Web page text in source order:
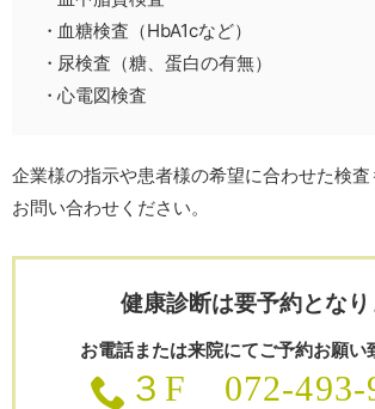
血糖検査（HbA1cなど）
尿検査（糖、蛋白の有無）
心電図検査
企業様の指示や患者様の希望に合わせた検査
お問い合わせください。
健康診断は要予約となり
お電話または来院にてご予約お願い
３F 072-493-